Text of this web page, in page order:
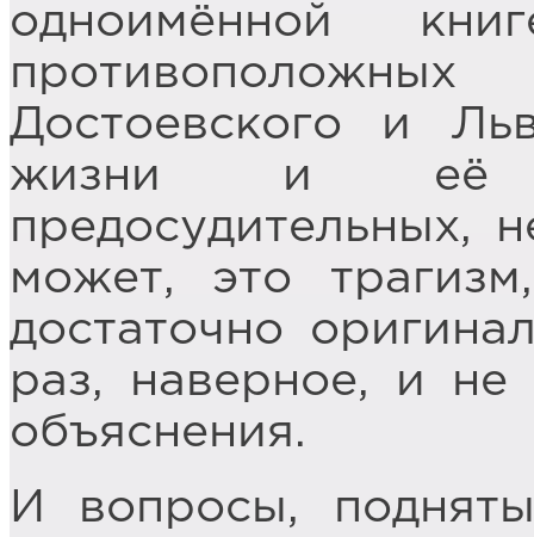
одноимённой
Достоевского и
жизни и её
предосудительных,
может, это
достаточно
раз, наверное, и не
объяснения.
И вопросы,